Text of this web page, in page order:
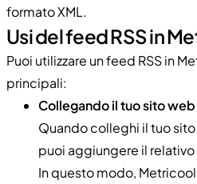
formato XML.
Usi del feed RSS in
Puoi utilizzare un feed RSS in
principali:
Collegando il tuo sito web
Quando colleghi il tuo
puoi aggiungere il relativo
In questo modo,